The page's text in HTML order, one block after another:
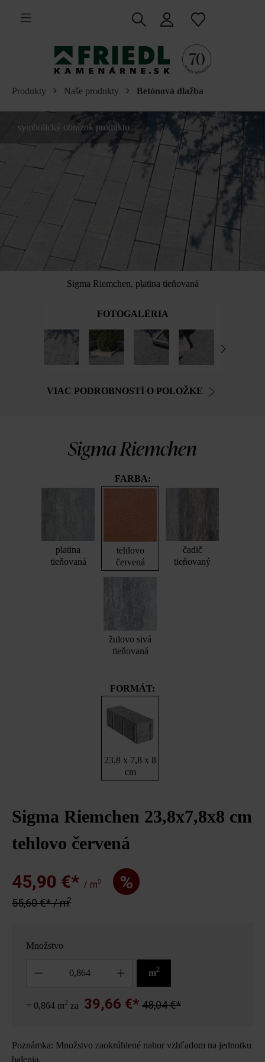
hlavný obsah
Produkty Naše produkty Betónová dlažba
Sigma Riemchen, platina tieňovaná
symbolický obrázok produktu
FOTOGALÉRIA
VIAC PODROBNOSTÍ O POLOŽKE
Sigma Riemchen
FARBA:
platina
tieňovaná
tehlovo
červená
čadič
tieňovaný
žulovo sivá
tieňovaná
FORMÁT:
23,8 x 7,8 x 8
cm
Sigma Riemchen 23,8x7,8x8 cm
tehlovo červená
45,90 €* / m2 %
55,60 €* / m2
Množstvo
m2
= 0,864 m2 za 39,66 €* 48,04 €*
Poznámka: Množstvo zaokrúhlené nahor vzhľadom na jednotku
balenia.